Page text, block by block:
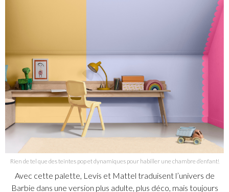
Rien de tel que des teintes pop et dynamiques pour habiller une chambre d’enfant!
Avec cette palette, Levis et Mattel traduisent l’univers de
Barbie dans une version plus adulte, plus déco, mais toujours